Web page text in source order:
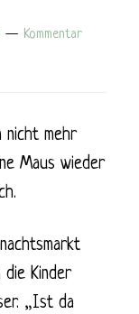
Kommentar
nicht mehr
Maus wieder
die Kinder
„Ist da